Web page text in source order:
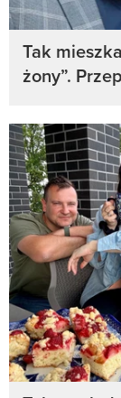
Tak
żony”.